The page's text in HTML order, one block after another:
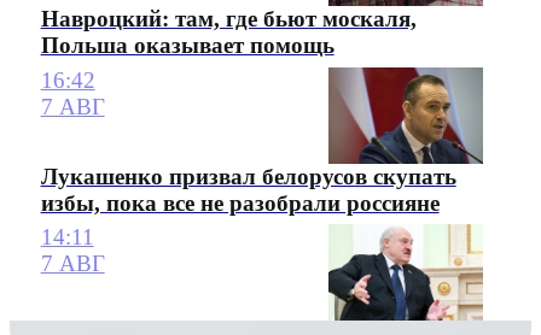
Навроцкий: там, где бьют москаля,
Польша оказывает помощь
16:42
7 АВГ
Лукашенко призвал белорусов скупать
избы, пока все не разобрали россияне
14:11
7 АВГ